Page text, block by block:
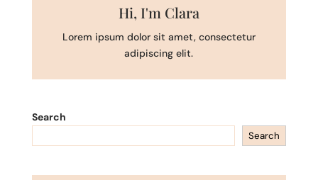
Hi, I'm Clara
Lorem ipsum dolor sit amet, consectetur
adipiscing elit.
Search
Search